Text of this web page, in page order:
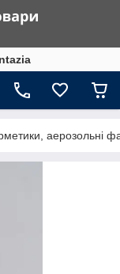
аерозольні